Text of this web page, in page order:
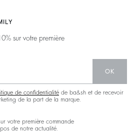
sur votre première
OK
de confidentialité de ba&sh et de recevoir
de la part de la marque.
votre première commande
de notre actualité.